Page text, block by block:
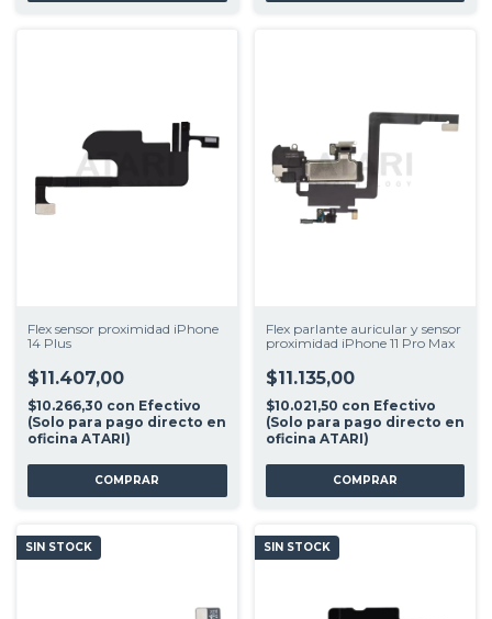
Flex sensor proximidad iPhone
14 Plus
$11.407,00
$10.266,30 con Efectivo
(Solo para pago directo en
oficina ATARI)
Flex parlante auricular y sensor
proximidad iPhone 11 Pro Max
$11.135,00
$10.021,50 con Efectivo
(Solo para pago directo en
oficina ATARI)
SIN STOCK SIN STOCK